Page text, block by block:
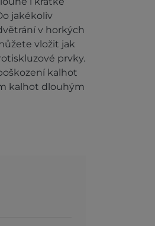
jakékoliv
v horkých
vložit jak
prvky.
kalhot
kalhot dlouhým